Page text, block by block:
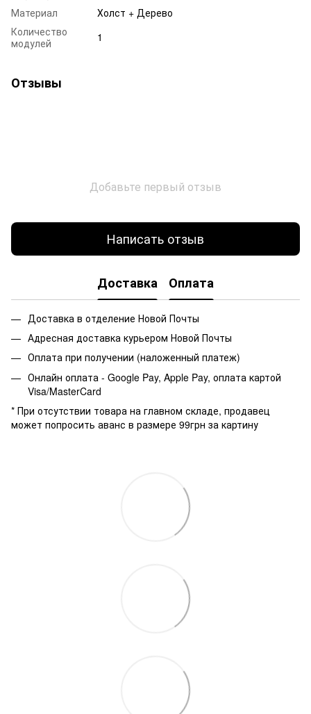
Материал
Холст + Дерево
Количество
модулей
1
Отзывы
Добавьте первый отзыв
Написать отзыв
Доставка Оплата
Доставка в отделение Новой Почты
Адресная доставка курьером Новой Почты
Оплата при получении (наложенный платеж)
Онлайн оплата - Google Pay, Apple Pay, оплата картой
Visa/MasterCard
* При отсутствии товара на главном складе, продавец
может попросить аванс в размере 99грн за картину